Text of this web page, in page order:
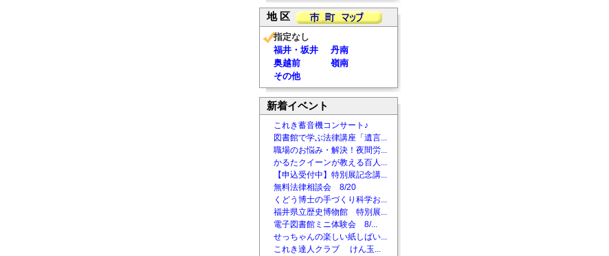
地 区
指定なし
福井・坂井
丹南
奥越前
嶺南
その他
新着イベント
これき蓄音機コンサート♪
図書館で学ぶ法律講座「遺言...
職場のお悩み・解決！夜間労...
かるたクイーンが教える百人...
【申込受付中】特別展記念講...
無料法律相談会 8/20
くどう博士の手づくり科学お...
福井県立歴史博物館 特別展...
電子図書館ミニ体験会 8/...
せっちゃんの楽しい紙しばい...
これき達人クラブ けん玉...